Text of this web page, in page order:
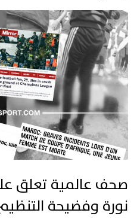
صحف عالمية تعلق
نورة وفضيحة